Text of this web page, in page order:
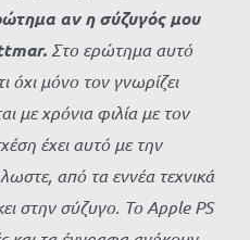
αν η σύζυγός μου
Στο ερώτημα αυτό
όχι μόνο τον γνωρίζει
με χρόνια φιλία με τον
έχει αυτό με την
από τα εννέα τεχνικά
στην σύζυγο. Το Apple PS